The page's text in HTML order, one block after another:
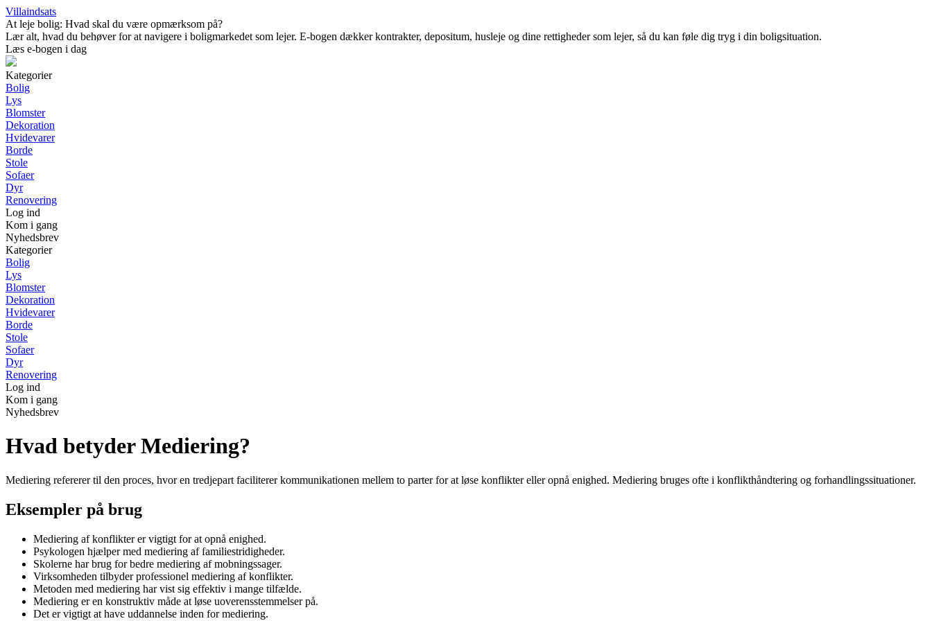
Villaindsats
At leje bolig: Hvad skal du være opmærksom på?
Lær alt, hvad du behøver for at navigere i boligmarkedet som lejer. E-bogen dækker kontrakter, depositum, husleje og dine rettigheder som lejer, så du kan føle dig tryg i din boligsituation.
Læs e-bogen i dag
Kategorier
Bolig
Lys
Blomster
Dekoration
Hvidevarer
Borde
Stole
Sofaer
Dyr
Renovering
Log ind
Kom i gang
Nyhedsbrev
Kategorier
Bolig
Lys
Blomster
Dekoration
Hvidevarer
Borde
Stole
Sofaer
Dyr
Renovering
Log ind
Kom i gang
Nyhedsbrev
Hvad betyder Mediering?
Mediering refererer til den proces, hvor en tredjepart faciliterer kommunikationen mellem to parter for at løse konflikter eller opnå enighed. Mediering bruges ofte i konflikthåndtering og forhandlingssituationer.
Eksempler på brug
Mediering af konflikter er vigtigt for at opnå enighed.
Psykologen hjælper med mediering af familiestridigheder.
Skolerne har brug for bedre mediering af mobningssager.
Virksomheden tilbyder professionel mediering af konflikter.
Metoden med mediering har vist sig effektiv i mange tilfælde.
Mediering er en konstruktiv måde at løse uoverensstemmelser på.
Det er vigtigt at have uddannelse inden for mediering.